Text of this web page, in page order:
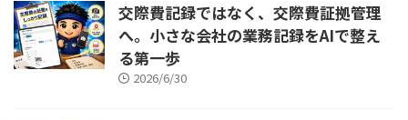
交際費記録ではなく、交際費証拠管理
へ。小さな会社の業務記録をAIで整え
る第一歩
2026/6/30